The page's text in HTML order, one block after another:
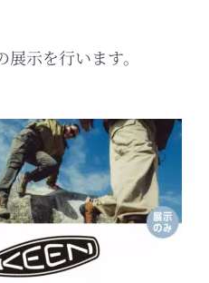
示を行います。